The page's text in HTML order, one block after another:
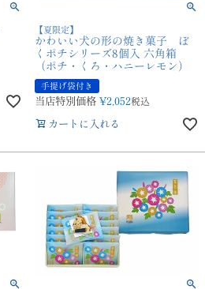
【夏限定】
かわいい犬の形の焼き菓子 ぼ
くポチシリーズ8個入 六角箱
（ポチ・くろ・ハニーレモン）
手提げ袋付き
当店特別価格 ¥2,052税込
カートに入れる